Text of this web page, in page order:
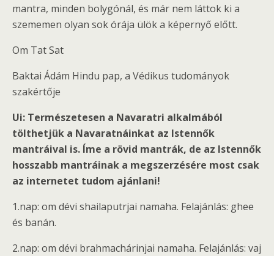
mantra, minden bolygónál, és már nem láttok ki a
szememen olyan sok órája ülök a képernyő előtt.
Om Tat Sat
Baktai Ádám Hindu pap, a Védikus tudományok
szakértője
Ui: Természetesen a Navaratri alkalmából
tölthetjük a Navaratnáinkat az Istennők
mantráival is. Íme a rövid mantrák, de az Istennők
hosszabb mantráinak a megszerzésére most csak
az internetet tudom ajánlani!
1.nap: om dévi shailaputrjai namaha. Felajánlás: ghee
és banán.
2.nap: om dévi brahmachárinjai namaha. Felajánlás: vaj